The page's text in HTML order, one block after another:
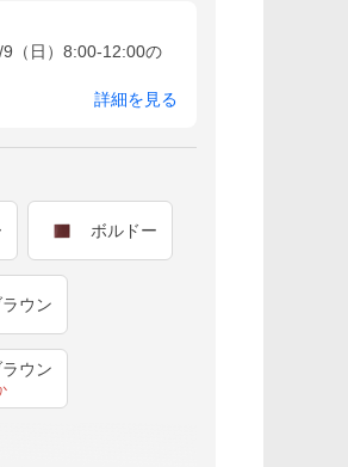
（日）8:00-12:00の
詳細を見る
ボルドー
ウン
ウン